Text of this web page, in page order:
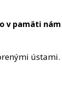
v pamäti
ústami.